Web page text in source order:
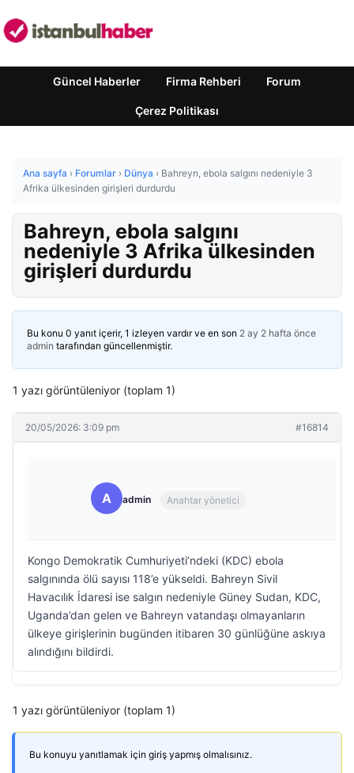
Güncel Haberler Firma Rehberi Forum
Çerez Politikası
Ana sayfa › Forumlar › Dünya › Bahreyn, ebola salgını nedeniyle 3
Afrika ülkesinden girişleri durdurdu
Bahreyn, ebola salgını
nedeniyle 3 Afrika ülkesinden
girişleri durdurdu
Bu konu 0 yanıt içerir, 1 izleyen vardır ve en son 2 ay 2 hafta önce
admin tarafından güncellenmiştir.
1 yazı görüntüleniyor (toplam 1)
20/05/2026: 3:09 pm #16814
A admin Anahtar yönetici
Kongo Demokratik Cumhuriyeti’ndeki (KDC) ebola
salgınında ölü sayısı 118’e yükseldi. Bahreyn Sivil
Havacılık İdaresi ise salgın nedeniyle Güney Sudan, KDC,
Uganda’dan gelen ve Bahreyn vatandaşı olmayanların
ülkeye girişlerinin bugünden itibaren 30 günlüğüne askıya
alındığını bildirdi.
1 yazı görüntüleniyor (toplam 1)
Bu konuyu yanıtlamak için giriş yapmış olmalısınız.